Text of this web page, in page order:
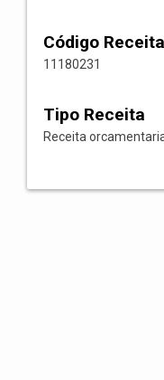
Código
11180231
Tipo Receita
Receita